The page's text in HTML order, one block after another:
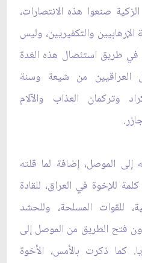
صنعوا هذه الانتصارات،
والتكفيريين، وليس
طريق استئصال هذه الغدة
العراقيين من شيعة وسنة
وتركمان العذاب والآلام
إلى الموصل، إضافة لما قلته
للإخوة في العراق، للقادة
للقوات المسلحة، وللحشد
فتح الطريق من الموصل إلى
كما ذكرت بالأمس، الأخوة